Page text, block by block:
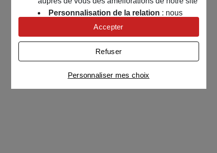
Personnalisation de la relation : nous
nous servons de cookies pour adapter nos
contenus et personnaliser nos offres
Univers publicitaire: nous utilisons avec
nos partenaires des cookies pour afficher des
publicités personnalisées
Connaître notre politique cookies et la liste de nos
partenaires
Personnaliser mes choix
Refuser
Accepter